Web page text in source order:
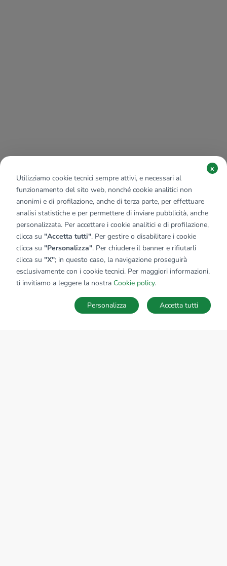
SALVA RICERCA
Utilizziamo cookie tecnici sempre attivi, e necessari al
funzionamento del sito web, nonché cookie analitici non
anonimi e di profilazione, anche di terza parte, per effettuare
analisi statistiche e per permettere di inviare pubblicità, anche
personalizzata. Per accettare i cookie analitici e di profilazione,
clicca su "Accetta tutti". Per gestire o disabilitare i cookie
clicca su "Personalizza". Per chiudere il banner e rifiutarli
clicca su "X"; in questo caso, la navigazione proseguirà
esclusivamente con i cookie tecnici. Per maggiori informazioni,
ti invitiamo a leggere la nostra Cookie policy.
x
Accetta tutti
Personalizza